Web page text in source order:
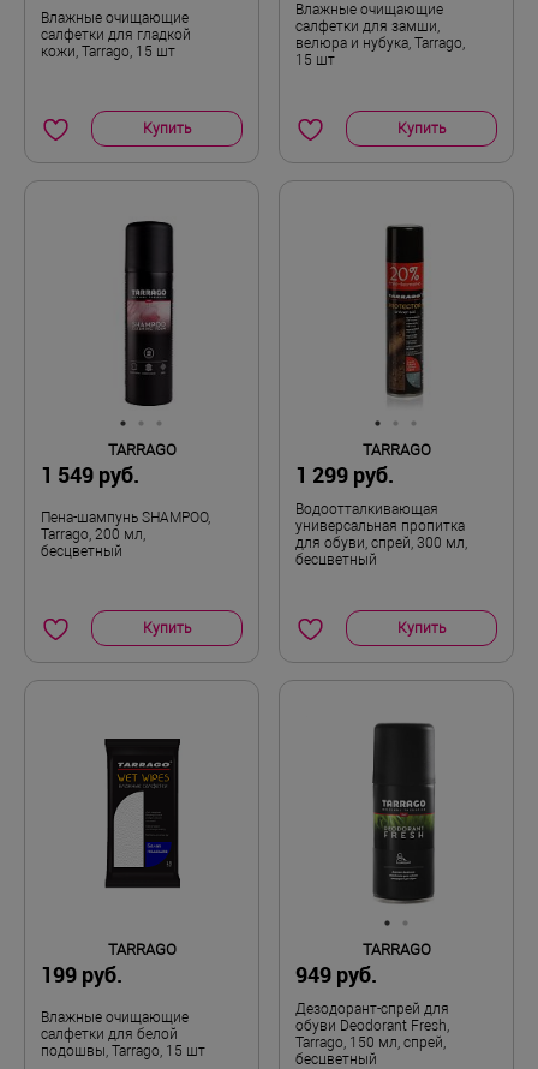
Влажные очищающие
салфетки для гладкой
кожи, Tarrago, 15 шт
Купить
Влажные очищающие
салфетки для замши,
велюра и нубука, Tarrago,
15 шт
Купить
TARRAGO
1 549 руб.
Пена-шампунь SHAMPOO,
Tarrago, 200 мл,
бесцветный
Купить
TARRAGO
1 299 руб.
Водоотталкивающая
универсальная пропитка
для обуви, спрей, 300 мл,
бесцветный
Купить
TARRAGO
199 руб.
Влажные очищающие
салфетки для белой
подошвы, Tarrago, 15 шт
TARRAGO
949 руб.
Дезодорант-спрей для
обуви Deodorant Fresh,
Tarrago, 150 мл, спрей,
бесцветный